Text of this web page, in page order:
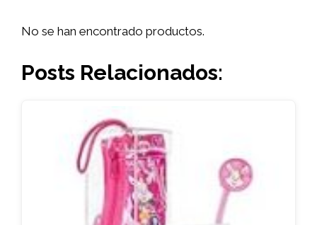
No se han encontrado productos.
Posts Relacionados: